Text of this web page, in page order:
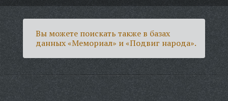
Вы можете поискать также в базах
данных «Мемориал» и «Подвиг народа».